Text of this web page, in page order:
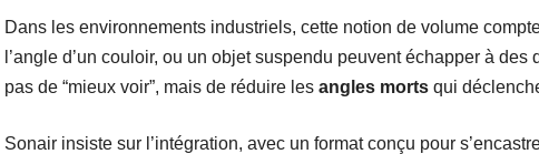
Dans les environnements industriels, cette notion de volume
l’angle d’un couloir, ou un objet suspendu peuvent échapper à
pas de “mieux voir”, mais de réduire les angles morts qui
Sonair insiste sur l’intégration, avec un format conçu pour